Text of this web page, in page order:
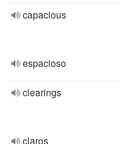
capacious
espacioso
clearings
claros